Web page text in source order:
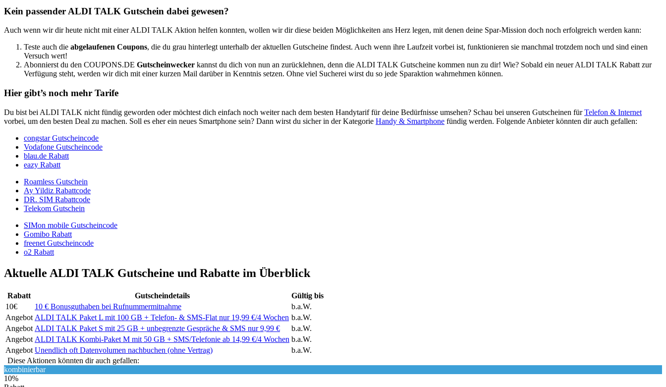
Kein passender ALDI TALK Gutschein dabei gewesen?
Auch wenn wir dir heute nicht mit einer ALDI TALK Aktion helfen konnten, wollen wir dir diese beiden Möglichkeiten ans Herz legen, mit denen deine Spar-Mission doch noch erfolgreich werden kann:
Teste auch die abgelaufenen Coupons, die du grau hinterlegt unterhalb der aktuellen Gutscheine findest. Auch wenn ihre Laufzeit vorbei ist, funktionieren sie manchmal trotzdem noch und sind einen
Versuch wert!
Abonnierst du den COUPONS.DE Gutscheinwecker kannst du dich von nun an zurücklehnen, denn die ALDI TALK Gutscheine kommen nun zu dir! Wie? Sobald ein neuer ALDI TALK Rabatt zur
Verfügung steht, werden wir dich mit einer kurzen Mail darüber in Kenntnis setzen. Ohne viel Sucherei wirst du so jede Sparaktion wahrnehmen können.
Hier gibt’s noch mehr Tarife
Du bist bei ALDI TALK nicht fündig geworden oder möchtest dich einfach noch weiter nach dem besten Handytarif für deine Bedürfnisse umsehen? Schau bei unseren Gutscheinen fürTelefon & Internet
vorbei, um den besten Deal zu machen. Soll es eher ein neues Smartphone sein? Dann wirst du sicher in der Kategorie Handy & Smartphone fündig werden. Folgende Anbieter könnten dir auch gefallen:
congstar Gutscheincode
Vodafone Gutscheincode
blau.de Rabatt
eazy Rabatt
Roamless Gutschein
Ay Yildiz Rabattcode
DR. SIM Rabattcode
Telekom Gutschein
SIMon mobile Gutscheincode
Gomibo Rabatt
freenet Gutscheincode
o2 Rabatt
Aktuelle ALDI TALK Gutscheine und Rabatte im Überblick
Rabatt Gutscheindetails
Gültig bis
10€
10 € Bonusguthaben bei Rufnummermitnahme
b.a.W.
Angebot ALDI TALK Paket L mit 100 GB + Telefon- & SMS-Flat nur 19,99 €/4 Wochen b.a.W.
Angebot ALDI TALK Paket S mit 25 GB + unbegrenzte Gespräche & SMS nur 9,99 €
b.a.W.
Angebot ALDI TALK Kombi-Paket M mit 50 GB + SMS/Telefonie ab 14,99 €/4 Wochen b.a.W.
Angebot Unendlich oft Datenvolumen nachbuchen (ohne Vertrag)
b.a.W.
Diese Aktionen könnten dir auch gefallen:
kombinierbar
10%